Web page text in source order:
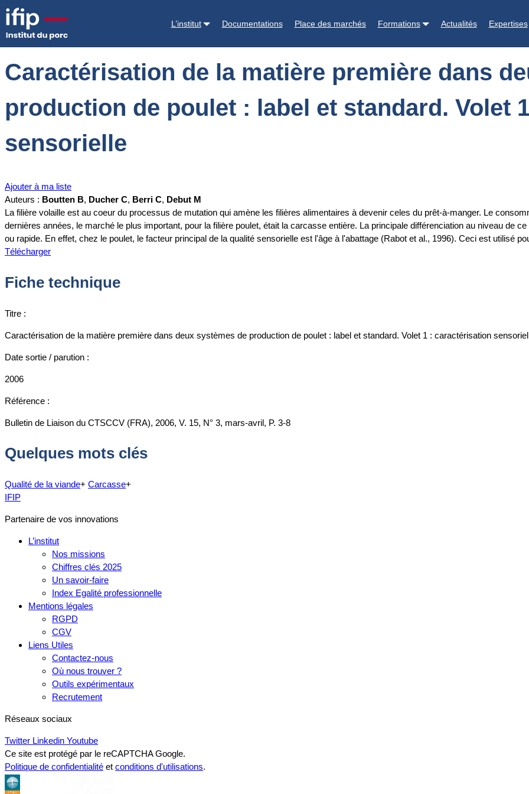
L’institut Documentations Place des marchés Formations Actualités Expertises
Accueil Documentations
Caractérisation de la matière première dans
production de poulet : label et standard. Volet
sensorielle
Ajouter à ma liste
Auteurs : Boutten B, Ducher C, Berri C, Debut M
La filière volaille est au coeur du processus de mutation qui amène les filières alimentaires à devenir celes du prêt-à-manger. Le
dernières années, le marché le plus important, pour la filière poulet, était la carcasse entière. La principale différenciation au niveau de
ou rapide. En effet, chez le poulet, le facteur principal de la qualité sensorielle est l'âge à l'abattage (Rabot et al., 1996). Ceci est utilisé
Télécharger
Fiche technique
Titre :
Caractérisation de la matière première dans deux systèmes de production de poulet : label et standard. Volet 1 : caractérisation
Date sortie / parution :
2006
Référence :
Bulletin de Liaison du CTSCCV (FRA), 2006, V. 15, N° 3, mars-avril, P. 3-8
Quelques mots clés
Qualité de la viande+ Carcasse+
IFIP
Partenaire de vos innovations
L’institut
Nos missions
Chiffres clés 2025
Un savoir-faire
Index Egalité professionnelle
Mentions légales
RGPD
CGV
Liens Utiles
Contactez-nous
Où nous trouver ?
Outils expérimentaux
Recrutement
Réseaux sociaux
Twitter Linkedin Youtube
Ce site est protégé par le reCAPTCHA Google.
Politique de confidentialité et conditions d'utilisations.